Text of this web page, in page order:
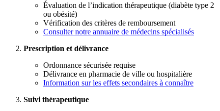
Évaluation de l’indication thérapeutique (diabète type 2
ou obésité)
Vérification des critères de remboursement
Consulter notre annuaire de médecins spécialisés
Prescription et délivrance
Ordonnance sécurisée requise
Délivrance en pharmacie de ville ou hospitalière
Information sur les effets secondaires à connaître
Suivi thérapeutique